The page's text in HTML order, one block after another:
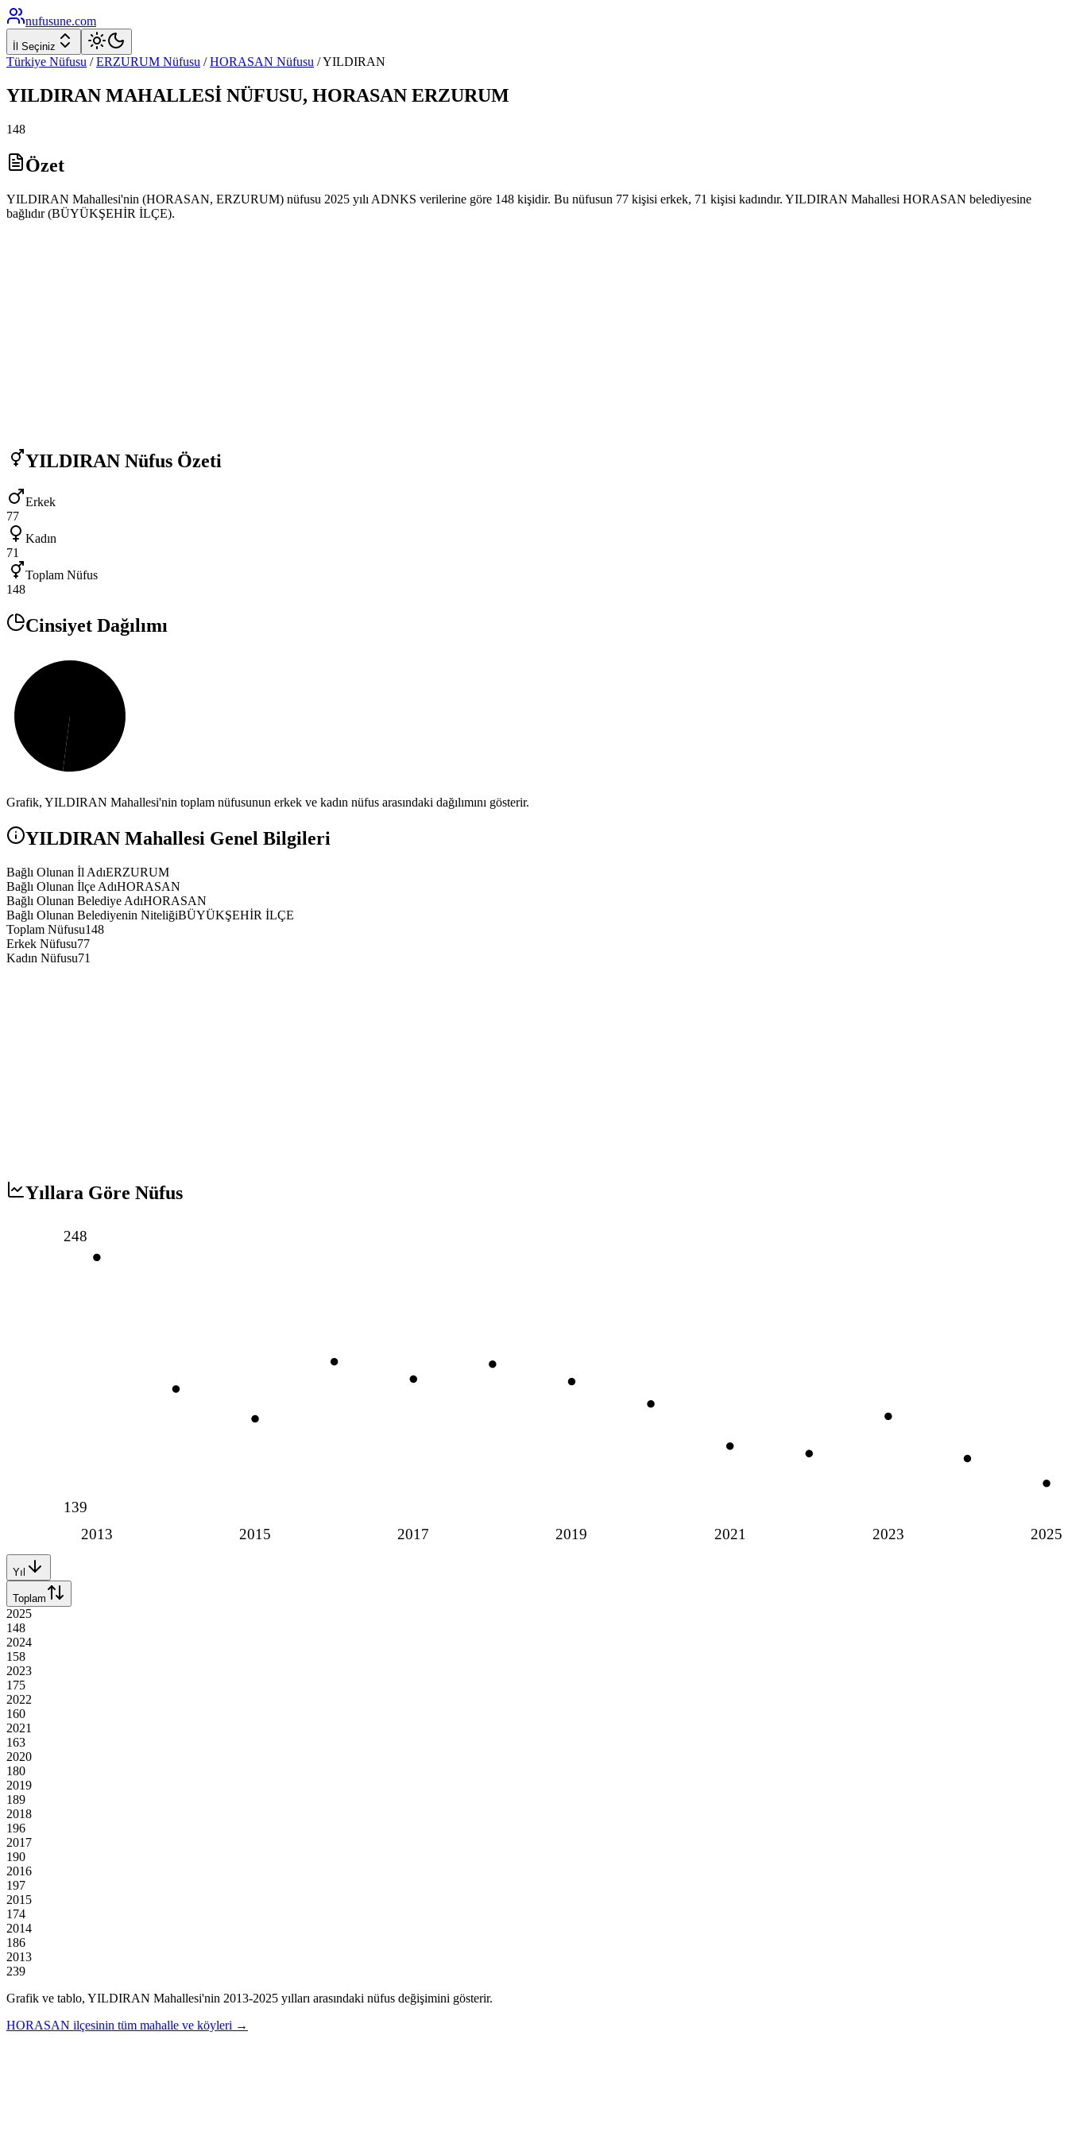
nufusune.com
İl Seçiniz
Türkiye Nüfusu / ERZURUM Nüfusu / HORASAN Nüfusu /YILDIRAN
YILDIRAN MAHALLESİ NÜFUSU, HORASAN ERZURUM
148
Özet
YILDIRAN Mahallesi'nin (HORASAN, ERZURUM) nüfusu 2025 yılı ADNKS verilerine göre 148 kişidir. Bu nüfusun 77 kişisi erkek, 71 kişisi kadındır. YILDIRAN Mahallesi HORASAN belediyesine
bağlıdır (BÜYÜKŞEHİR İLÇE).
YILDIRAN Nüfus Özeti
Erkek
77
Kadın
71
Toplam Nüfus
148
Cinsiyet Dağılımı
Grafik, YILDIRAN Mahallesi'nin toplam nüfusunun erkek ve kadın nüfus arasındaki dağılımını gösterir.
YILDIRAN Mahallesi Genel Bilgileri
Bağlı Olunan İl AdıERZURUM
Bağlı Olunan İlçe AdıHORASAN
Bağlı Olunan Belediye AdıHORASAN
Bağlı Olunan Belediyenin NiteliğiBÜYÜKŞEHİR İLÇE
Toplam Nüfusu148
Erkek Nüfusu77
Kadın Nüfusu71
Yıllara Göre Nüfus
2013 2015 2017 2019 2021 2023 2025
248
139
Yıl
Toplam
2025
148
2024
158
2023
175
2022
160
2021
163
2020
180
2019
189
2018
196
2017
190
2016
197
2015
174
2014
186
2013
239
Grafik ve tablo, YILDIRAN Mahallesi'nin 2013-2025 yılları arasındaki nüfus değişimini gösterir.
HORASAN ilçesinin tüm mahalle ve köyleri →